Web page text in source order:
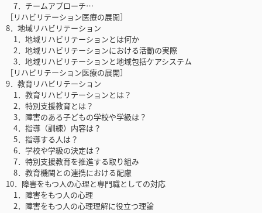
7．チームアプローチ…
［リハビリテーション医療の展開］
8．地域リハビリテーション
1．地域リハビリテーションとは何か
2．地域リハビリテーションにおける活動の実際
3．地域リハビリテーションと地域包括ケアシステム
［リハビリテーション医療の展開］
9．教育リハビリテーション
1．教育リハビリテーションとは？
2．特別支援教育とは？
3．障害のある子どもの学校や学級は？
4．指導（訓練）内容は？
5．指導する人は？
6．学校や学級の決定は？
7．特別支援教育を推進する取り組み
8．教育機関との連携における配慮
10．障害をもつ人の心理と専門職としての対応
1．障害をもつ人の心理
2．障害をもつ人の心理理解に役立つ理論